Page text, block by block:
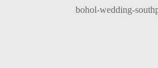
bohol-wedding-